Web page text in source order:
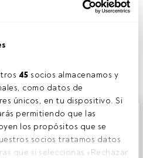
45 socios almacenamos y
como datos de
únicos, en tu dispositivo. Si
permitiendo que las
los propósitos que se
socios tratamos datos
que si seleccionas «Rechazar
para los usuarios registrados
registrado, accede desde el
cuenta, te invitamos a
el universo que ofrece